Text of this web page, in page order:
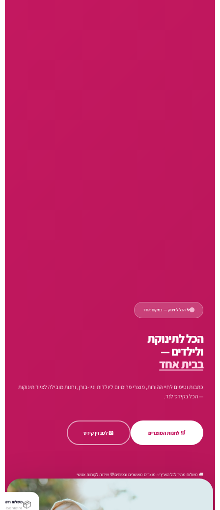
✨ הכל לתינוק — במקום אחד
הכל לתינוקת
ולילדים —
בבית אחד
כתבות וטיפים לחיי ההורות, מוצרי פרימיום ליולדות וניו-בורן, וחנות מובילה לציוד תינוקות
— הכל בקידס לנד.
🛒 לחנות המוצרים 📖 למגזין קידס
🚚 משלוח מהיר לכל הארץ✅ מוצרים מאושרים ובטוחים💬 שירות לקוחות אנושי
📦בהזמנה מעל ₪250